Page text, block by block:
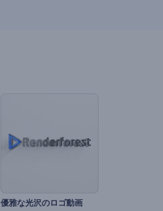
優雅な光沢のロゴ動画